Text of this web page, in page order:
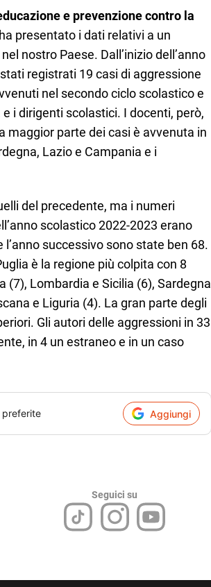
e prevenzione contro la
presentato i dati relativi a un
nostro Paese. Dall’inizio dell’anno
registrati 19 casi di aggressione
nel secondo ciclo scolastico e
i dirigenti scolastici. I docenti, però,
maggior parte dei casi è avvenuta in
Lazio e Campania e i
del precedente, ma i numeri
scolastico 2022-2023 erano
successivo sono state ben 68.
è la regione più colpita con 8
(7), Lombardia e Sicilia (6), Sardegna
e Liguria (4). La gran parte degli
Gli autori delle aggressioni in 33
in 4 un estraneo e in un caso
preferite Aggiungi
Seguici su